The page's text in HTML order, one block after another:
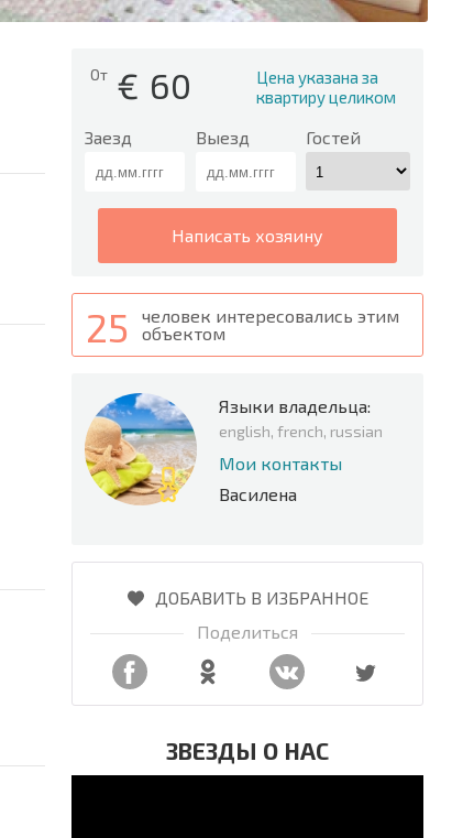
От € 60
Цена указана за
квартиру целиком
Заезд Выезд Гостей
написать хозяину
25
человек интересовались этим
объектом
Языки владельца:
english, french, russian
Мои контакты
Василена
ДОБАВИТЬ В ИЗБРАННОЕ
Поделиться
ЗВЕЗДЫ О НАС